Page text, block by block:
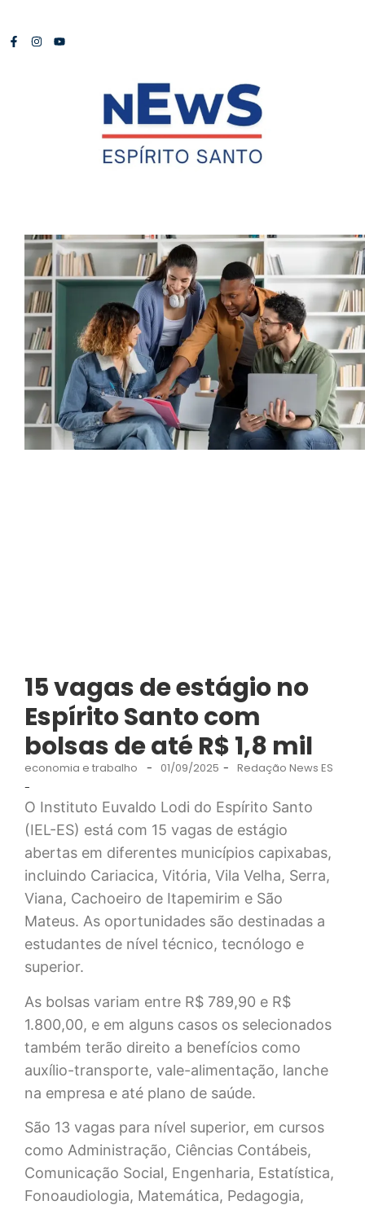
15 vagas de estágio no
Espírito Santo com
bolsas de até R$ 1,8 mil
economia e trabalho - 01/09/2025 - Redação News ES
-
O Instituto Euvaldo Lodi do Espírito Santo
(IEL-ES) está com 15 vagas de estágio
abertas em diferentes municípios capixabas,
incluindo Cariacica, Vitória, Vila Velha, Serra,
Viana, Cachoeiro de Itapemirim e São
Mateus. As oportunidades são destinadas a
estudantes de nível técnico, tecnólogo e
superior.
As bolsas variam entre R$ 789,90 e R$
1.800,00, e em alguns casos os selecionados
também terão direito a benefícios como
auxílio-transporte, vale-alimentação, lanche
na empresa e até plano de saúde.
São 13 vagas para nível superior, em cursos
como Administração, Ciências Contábeis,
Comunicação Social, Engenharia, Estatística,
Fonoaudiologia, Matemática, Pedagogia,